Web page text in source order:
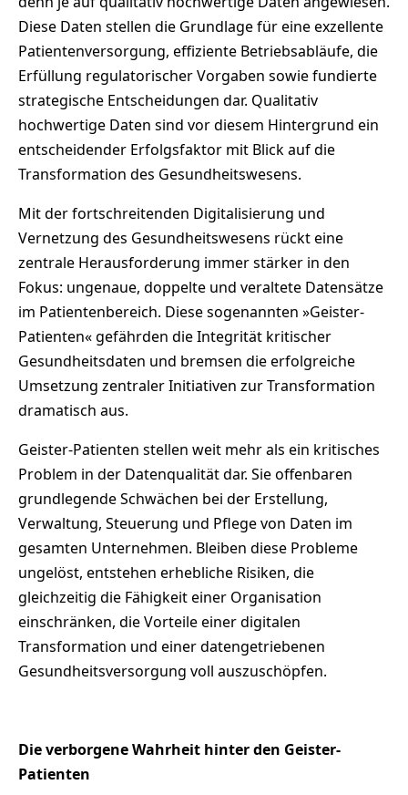
Diese Daten stellen die Grundlage für eine exzellente
Patientenversorgung, effiziente Betriebsabläufe, die
Erfüllung regulatorischer Vorgaben sowie fundierte
strategische Entscheidungen dar. Qualitativ
hochwertige Daten sind vor diesem Hintergrund ein
entscheidender Erfolgsfaktor mit Blick auf die
Transformation des Gesundheitswesens.
Mit der fortschreitenden Digitalisierung und
Vernetzung des Gesundheitswesens rückt eine
zentrale Herausforderung immer stärker in den
Fokus: ungenaue, doppelte und veraltete Datensätze
im Patientenbereich. Diese sogenannten »Geister-
Patienten« gefährden die Integrität kritischer
Gesundheitsdaten und bremsen die erfolgreiche
Umsetzung zentraler Initiativen zur Transformation
dramatisch aus.
Geister-Patienten stellen weit mehr als ein kritisches
Problem in der Datenqualität dar. Sie offenbaren
grundlegende Schwächen bei der Erstellung,
Verwaltung, Steuerung und Pflege von Daten im
gesamten Unternehmen. Bleiben diese Probleme
ungelöst, entstehen erhebliche Risiken, die
gleichzeitig die Fähigkeit einer Organisation
einschränken, die Vorteile einer digitalen
Transformation und einer datengetriebenen
Gesundheitsversorgung voll auszuschöpfen.
Die verborgene Wahrheit hinter den Geister-
Patienten